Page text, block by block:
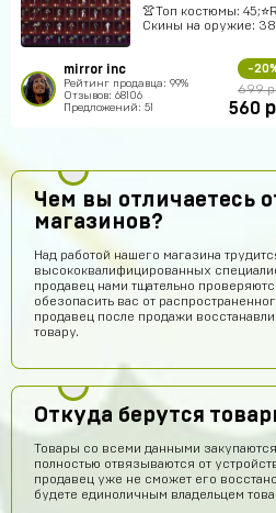
👚Топ костюмы:
Скины на оружие:
mirror inc
Рейтинг продавца: 99%
Отзывов: 68106
Предложений: 51
-
699
560
Чем вы отличаетесь
магазинов?
Над работой нашего магазина
высококвалифицированных
продавец нами тщательно
обезопасить вас от
продавец после продажи
товару.
Откуда берутся
Товары со всеми данными
полностью отвязываются от
продавец уже не сможет его
будете единоличным владельцем